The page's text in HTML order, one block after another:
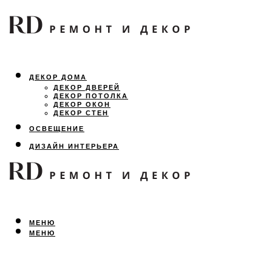
ДЕКОР ДОМА
ДЕКОР ДВЕРЕЙ
ДЕКОР ПОТОЛКА
ДЕКОР ОКОН
ДЕКОР СТЕН
ОСВЕЩЕНИЕ
ДИЗАЙН ИНТЕРЬЕРА
ЛАНДШАФТНЫЙ ДИЗАЙН
ВСЕ ПРО РЕМОНТ
МЕНЮ
МЕНЮ